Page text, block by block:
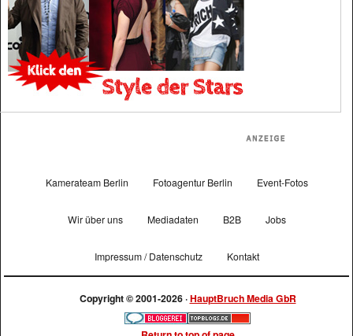
Kamerateam Berlin Fotoagentur Berlin Event-Fotos
Wir über uns Mediadaten B2B Jobs
Impressum / Datenschutz Kontakt
Copyright © 2001-2026 ·HauptBruch Media GbR